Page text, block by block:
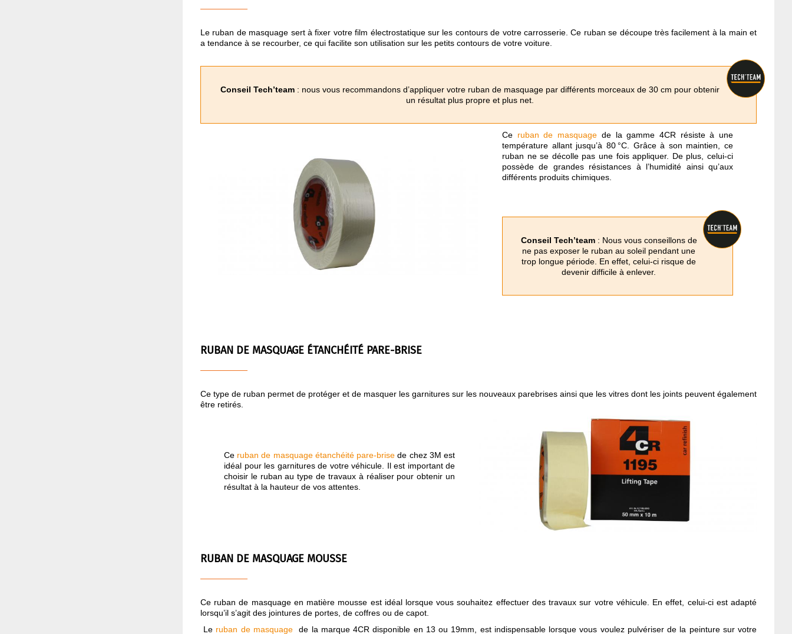
Le ruban de masquage sert à fixer votre film électrostatique sur les contours de votre carrosserie. Ce ruban se découpe très facilement à la main et
a tendance à se recourber, ce qui facilite son utilisation sur les petits contours de votre voiture.
Conseil Tech’team: nous vous recommandons d’appliquer votre ruban de masquage par différents morceaux de 30 cm pour obtenir
un résultat plus propre et plus net.
Ce ruban de masquage de la gamme 4CR résiste à une
température allant jusqu’à 80 °C. Grâce à son maintien, ce
ruban ne se décolle pas une fois appliquer. De plus, celui-ci
possède de grandes résistances à l’humidité ainsi qu’aux
différents produits chimiques.
Conseil Tech’team: Nous vous conseillons de
ne pas exposer le ruban au soleil pendant une
trop longue période. En effet, celui-ci risque de
devenir difficile à enlever.
RUBAN DE MASQUAGE ÉTANCHÉITÉ PARE-BRISE
Ce type de ruban permet de protéger et de masquer les garnitures sur les nouveaux parebrises ainsi que les vitres dont les joints peuvent également
être retirés.
Ce ruban de masquage étanchéité pare-brise de chez 3M est
idéal pour les garnitures de votre véhicule. Il est important de
choisir le ruban au type de travaux à réaliser pour obtenir un
résultat à la hauteur de vos attentes.
RUBAN DE MASQUAGE MOUSSE
Ce ruban de masquage en matière mousse est idéal lorsque vous souhaitez effectuer des travaux sur votre véhicule. En effet, celui-ci est adapté
lorsqu’il s’agit des jointures de portes, de coffres ou de capot.
Le ruban de masquagede la marque 4CR disponible en 13 ou 19mm, est indispensable lorsque vous voulez pulvériser de la peinture sur votre